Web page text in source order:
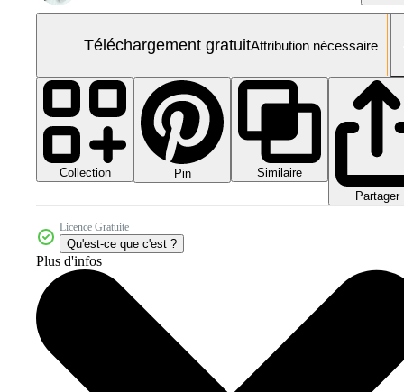
Téléchargement gratuitAttribution nécessaire
Collection Pin
Similaire
Partager
Licence Gratuite
Qu'est-ce que c'est ?
Plus d'infos